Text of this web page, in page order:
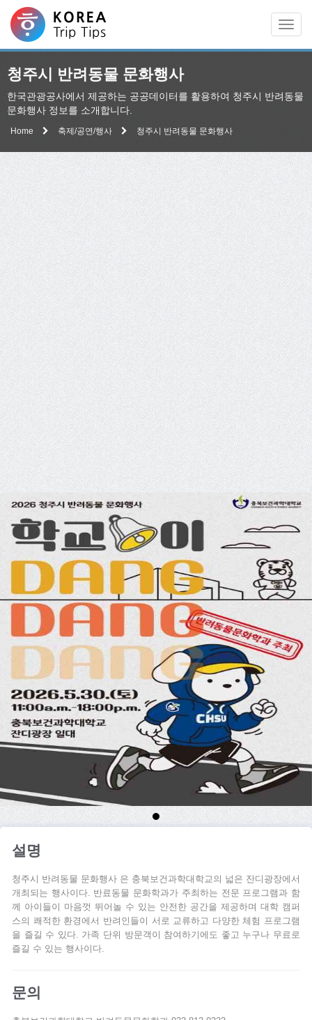
청주시 반려동물 문화행사
한국관광공사에서 제공하는 공공데이터를 활용하여 청주시 반려동물
문화행사 정보를 소개합니다.
Home 축제/공연/행사 청주시 반려동물 문화행사
설명
청주시 반려동물 문화행사 은 충북보건과학대학교의 넓은 잔디광장에서
개최되는 행사이다. 반료동물 문화학과가 주최하는 전문 프로그램과 함
께 아이들이 마음껏 뛰어놀 수 있는 안전한 공간을 제공하며 대학 캠퍼
스의 쾌적한 환경에서 반려인들이 서로 교류하고 다양한 체험 프로그램
을 즐길 수 있다. 가족 단위 방문객이 참여하기에도 좋고 누구나 무료로
즐길 수 있는 행사이다.
문의